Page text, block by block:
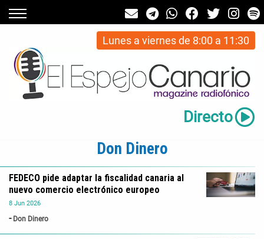
Lunes a viernes de 8:00 a 11:30
Directo
Don Dinero
8 Jun 2026
Don Dinero
FEDECO pide adaptar la fiscalidad canaria al
nuevo comercio electrónico europeo